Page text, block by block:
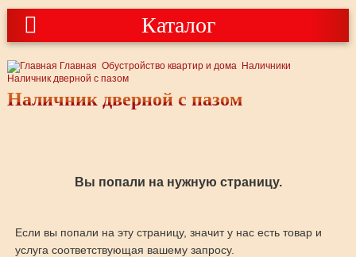
Каталог
Главная Обустройство квартир и дома Наличники
Наличник дверной с пазом
Наличник дверной с пазом
Вы попали на нужную страницу.
Если вы попали на эту страницу, значит у нас есть товар и
услуга соответствующая вашему запросу.